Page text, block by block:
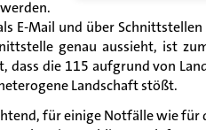
E-Mail und über
genau aussieht, ist
die 115 aufgrund von
Landschaft stößt.
für einige Notfälle wie für